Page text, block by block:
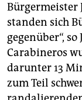
Bürgermeister
standen sich
gegenüber“,
Carabineros
darunter 13
zum Teil